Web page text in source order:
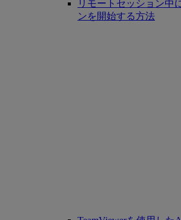
リモートセッション中
ンを開始する方法